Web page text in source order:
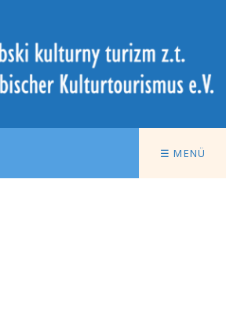
☰ MENÜ